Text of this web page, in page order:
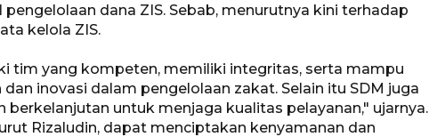
dana ZIS. Sebab, menurutnya kini terhadap
kelola ZIS.
tim yang kompeten, memiliki integritas, serta mampu
inovasi dalam pengelolaan zakat. Selain itu SDM juga
berkelanjutan untuk menjaga kualitas pelayanan," ujarnya.
Rizaludin, dapat menciptakan kenyamanan dan